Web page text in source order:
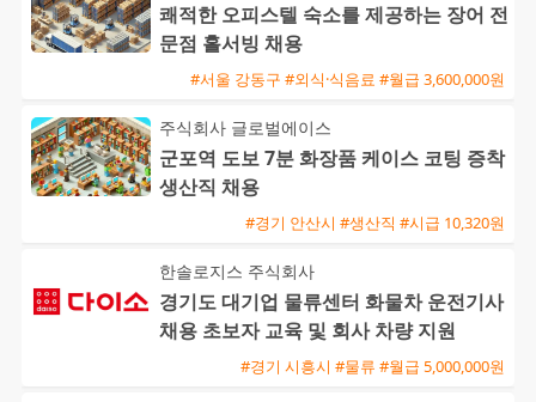
쾌적한 오피스텔 숙소를 제공하는 장어 전
문점 홀서빙 채용
#서울 강동구 #외식·식음료 #월급 3,600,000원
주식회사 글로벌에이스
군포역 도보 7분 화장품 케이스 코팅 증착
생산직 채용
#경기 안산시 #생산직 #시급 10,320원
한솔로지스 주식회사
경기도 대기업 물류센터 화물차 운전기사
채용 초보자 교육 및 회사 차량 지원
#경기 시흥시 #물류 #월급 5,000,000원